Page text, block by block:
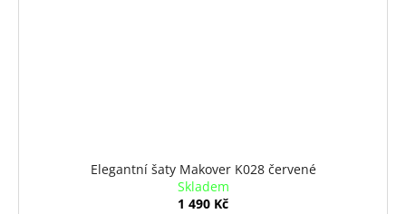
Elegantní šaty Makover K028 červené
Skladem
1 490 Kč